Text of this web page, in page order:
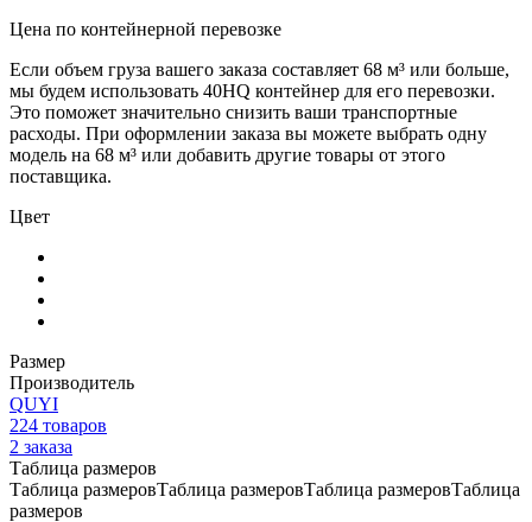
Цена по контейнерной перевозке
Если объем груза вашего заказа составляет 68 м³ или больше,
мы будем использовать 40HQ контейнер для его перевозки.
Это поможет значительно снизить ваши транспортные
расходы. При оформлении заказа вы можете выбрать одну
модель на 68 м³ или добавить другие товары от этого
поставщика.
Цвет
Размер
Производитель
QUYI
224 товаров
2 заказа
Таблица размеров
Таблица размеровТаблица размеровТаблица размеровТаблица
размеров